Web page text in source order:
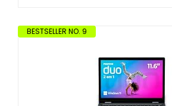
BESTSELLER NO. 9